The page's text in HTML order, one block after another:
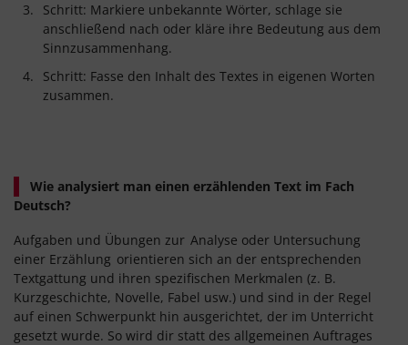
Schritt: Markiere unbekannte Wörter, schlage sie
anschließend nach oder kläre ihre Bedeutung aus dem
Sinnzusammenhang.
Schritt: Fasse den Inhalt des Textes in eigenen Worten
zusammen.
Wie analysiert man einen erzählenden Text im Fach
Deutsch?
Aufgaben und Übungen zur Analyse oder Untersuchung
einer Erzählung orientieren sich an der entsprechenden
Textgattung und ihren spezifischen Merkmalen (z. B.
Kurzgeschichte, Novelle, Fabel usw.) und sind in der Regel
auf einen Schwerpunkt hin ausgerichtet, der im Unterricht
gesetzt wurde. So wird dir statt des allgemeinen Auftrages